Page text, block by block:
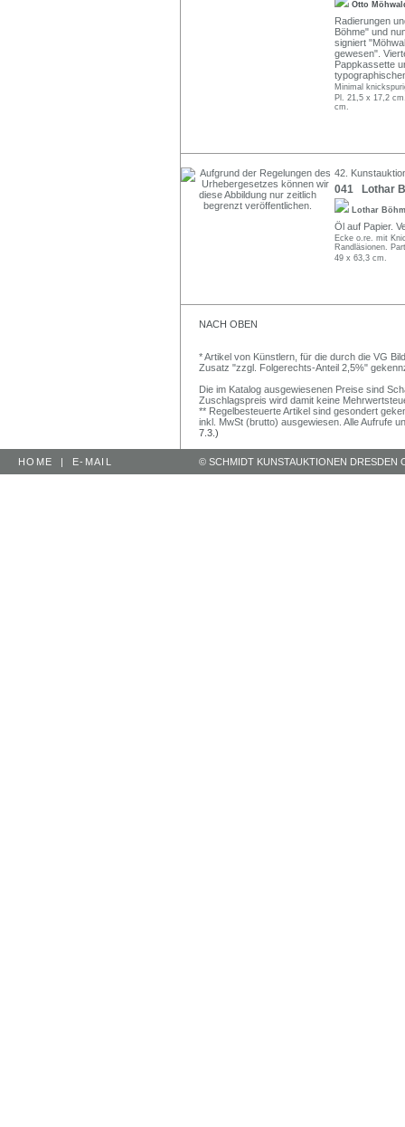
Otto
Radierungen
Böhme" und
signiert
gewesen".
Pappkassette
Minimal
Pl. 21,5 x 17,2
cm.
42.
041 Lothar
Lothar
Öl auf Papier.
Ecke o.re. mit
Randläsionen.
49 x 63,3 cm.
NACH OBEN
* Artikel von Künstlern, für die durch die VG
Zusatz "zzgl. Folgerechts-Anteil 2,5%"
Die im Katalog ausgewiesenen Preise sind
Zuschlagspreis wird damit keine
** Regelbesteuerte Artikel sind gesondert
inkl. MwSt (brutto) ausgewiesen. Alle Aufrufe
7.3.)
HOME | E-MAIL © SCHMIDT KUNSTAUKTIONEN DRESDEN